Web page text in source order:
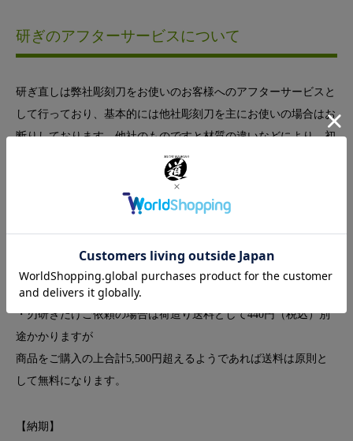
研ぎのアフターサービスについて
研ぎ直しは弊社彫刻刀をお使いのお客様へのアフターサービスと
して行っており、基本的には他社彫刻刀を主にお使いの場合はお
断りしております。他社のものですと材質の違いなどにより、初
めの切れ味はよくてもその後の刃の持ちまでは保障出来ないため
です。よろしければ一度ご相談くださいませ。
・弊社へ送って頂く送料はお客様負担になります。
・彫刻刀は新聞紙にくるんだり、箱に入れるなどして必ず刃が飛
び出ないように注意してお送り下さい。
・刃研ぎだけご依頼の場合は荷造り送料として440円（税込）別
途かかりますが
商品をご購入の上合計5,500円超えるようであれば送料は原則と
して無料になります。
【納期】